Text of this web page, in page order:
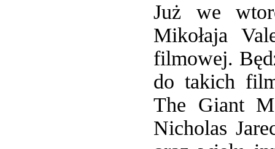
Już we
Mikołaja
filmowej.
do takich
The Giant
Nicholas